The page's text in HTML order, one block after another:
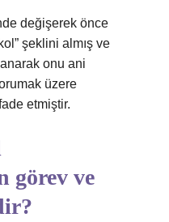
değişerek önce
şeklini almış ve
onu ani
üzere
etmiştir.
görev ve